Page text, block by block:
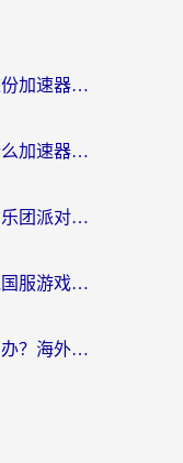
在欧洲打街头篮球总卡顿？这份加速器选择指南帮你解决延迟难题
反恐精英：全球攻势海外用什么加速器登录？海外党国服游戏畅玩指南
乌克兰怎么玩梦想协奏曲少女乐团派对？海外党国服游戏加速全攻略（附欧洲重生细胞荒野行动不卡技巧）
玩末剑哪个加速器好？海外党国服游戏畅玩终极指南（附3款热门游戏实测）
宝石大乱斗国外无法登陆怎么办？海外玩家专属加速指南（附穿越火线原野传说解决方案）